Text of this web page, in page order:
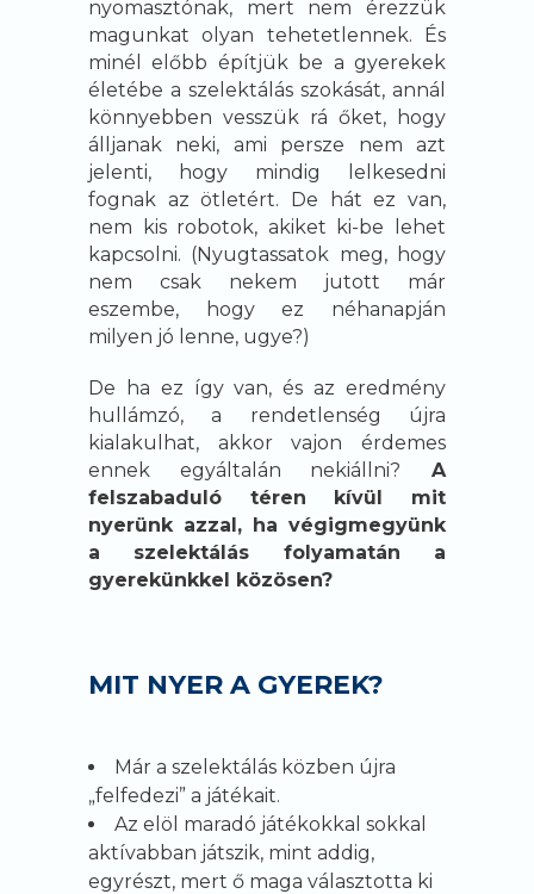
nyomasztónak, mert nem érezzük
magunkat olyan tehetetlennek. És
minél előbb építjük be a gyerekek
életébe a szelektálás szokását, annál
könnyebben vesszük rá őket, hogy
álljanak neki, ami persze nem azt
jelenti, hogy mindig lelkesedni
fognak az ötletért. De hát ez van,
nem kis robotok, akiket ki-be lehet
kapcsolni. (Nyugtassatok meg, hogy
nem csak nekem jutott már
eszembe, hogy ez néhanapján
milyen jó lenne, ugye?)
De ha ez így van, és az eredmény
hullámzó, a rendetlenség újra
kialakulhat, akkor vajon érdemes
ennek egyáltalán nekiállni? A
felszabaduló téren kívül mit
nyerünk azzal, ha végigmegyünk
a szelektálás folyamatán a
gyerekünkkel közösen?
MIT NYER A GYEREK?
Már a szelektálás közben újra
„felfedezi” a játékait.
Az elöl maradó játékokkal sokkal
aktívabban játszik, mint addig,
egyrészt, mert ő maga választotta ki